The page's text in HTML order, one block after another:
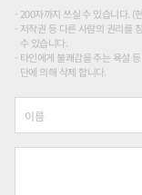
200자까지 쓰실 수 있습니다.
저작권 등 다른 사람의 권리를
수 있습니다.
타인에게 불쾌감을 주는 욕설
단에 의해 삭제 합니다.